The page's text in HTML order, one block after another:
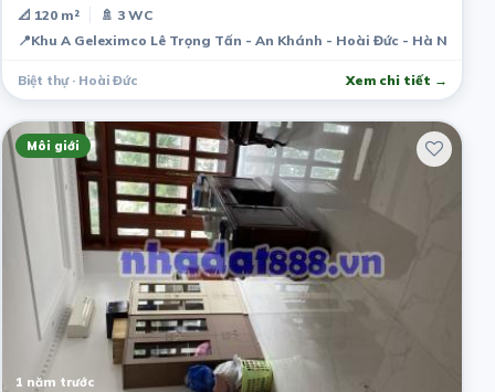
📐 120 m²
🚿 3 WC
📍Khu A Geleximco Lê Trọng Tấn - An Khánh - Hoài Đức - Hà Nội
Biệt thự · Hoài Đức Xem chi tiết →
Môi giới
1 năm trước